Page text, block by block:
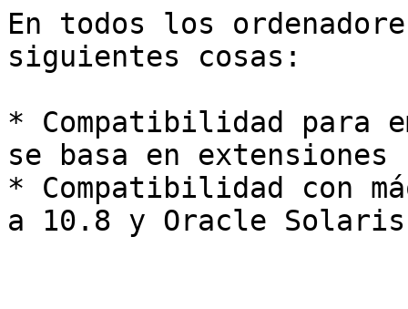
En todos los
siguientes cosas:
* Compatibilidad para
se basa en
* Compatibilidad con
a 10.8 y Oracle